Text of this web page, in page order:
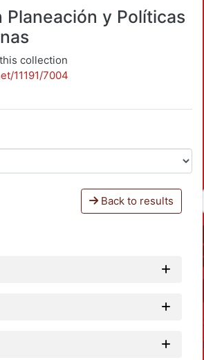
Planeación y Políticas
collection
11191/7004
Back to results